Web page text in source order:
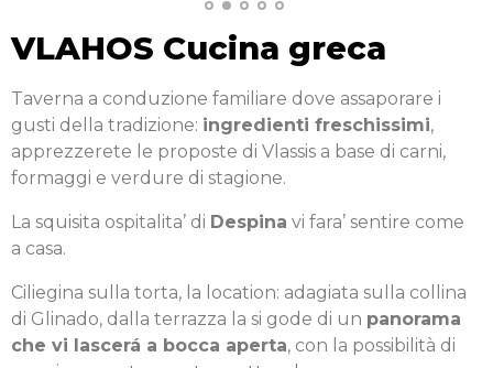
VLAHOS Cucina greca
Taverna a conduzione familiare dove assaporare i
gusti della tradizione: ingredienti freschissimi,
apprezzerete le proposte di Vlassis a base di carni,
formaggi e verdure di stagione.
La squisita ospitalita’ di Despina vi fara’ sentire come
a casa.
Ciliegina sulla torta, la location: adagiata sulla collina
di Glinado, dalla terrazza la si gode di un panorama
che vi lascerá a bocca aperta, con la possibilità di